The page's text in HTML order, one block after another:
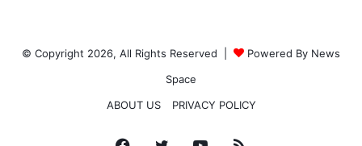
© Copyright 2026, All Rights Reserved |
Powered By News
Space
ABOUT US
PRIVACY POLICY